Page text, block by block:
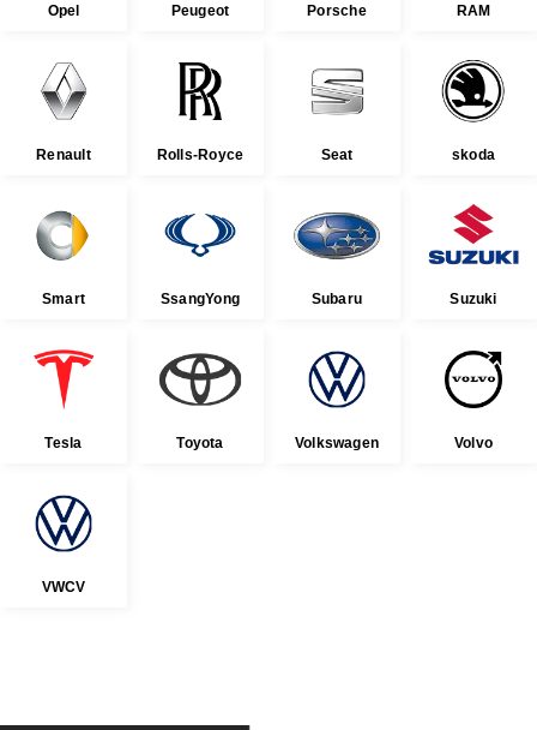
Opel Peugeot Porsche RAM
Renault Rolls-Royce Seat skoda
Smart SsangYong Subaru Suzuki
Tesla Toyota Volkswagen Volvo
VWCV